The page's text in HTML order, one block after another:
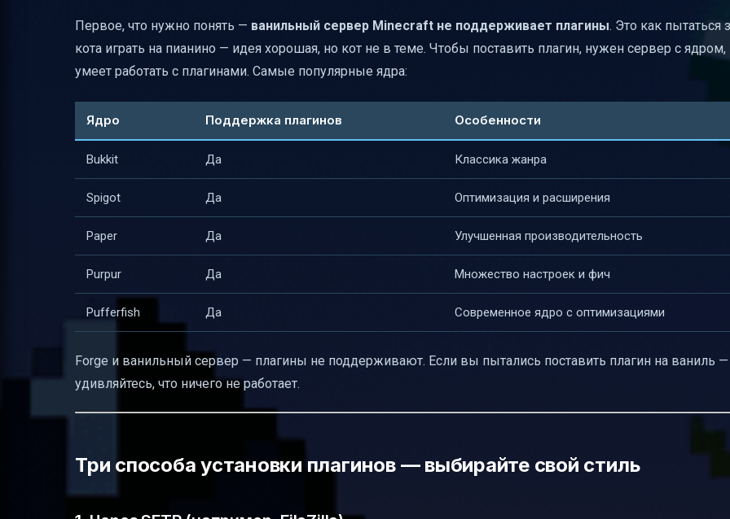
Первое, что нужно понять — ванильный сервер Minecraft не поддерживает плагины. Это как пытаться
кота играть на пианино — идея хорошая, но кот не в теме. Чтобы поставить плагин, нужен сервер с ядром,
умеет работать с плагинами. Самые популярные ядра:
Ядро Поддержка плагинов Особенности
Bukkit Да Классика жанра
Spigot Да Оптимизация и расширения
Paper Да Улучшенная производительность
Purpur Да Множество настроек и фич
Pufferfish Да Современное ядро с оптимизациями
Forge и ванильный сервер — плагины не поддерживают. Если вы пытались поставить плагин на ваниль
удивляйтесь, что ничего не работает.
Три способа установки плагинов — выбирайте свой стиль